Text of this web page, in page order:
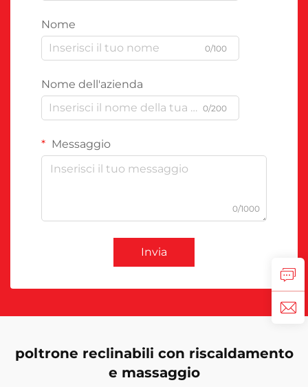
Nome
0/100
Nome dell'azienda
0/200
Messaggio
0/1000
Invia
poltrone reclinabili con riscaldamento
e massaggio